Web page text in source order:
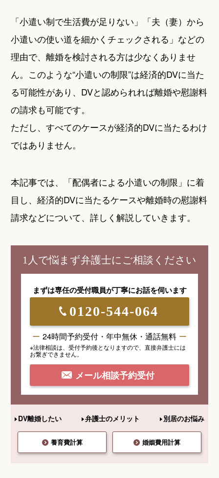
「小遣い制で生活費が足りない」「夫（妻）から
小遣いの使い道を細かくチェックされる」などの
理由で、離婚を検討される方は少なくありませ
ん。このような“小遣いの制限”は経済的DVに当た
る可能性があり、DVと認められれば離婚や慰謝料
の請求も可能です。
ただし、すべてのケースが経済的DVに当たるわけ
ではありません。
本記事では、「配偶者による小遣いの制限」に着
目し、経済的DVに当たるケースや離婚時の慰謝料
請求などについて、詳しく解説していきます。
1人で悩まず弁護士にご相談ください
まずは専任の受付職員が丁寧にお話を伺います
0120-544-064
24時間予約受付・年中無休・通話無料
※法律相談は、受付予約後となりますので、 直接弁護士には
お繋ぎできません。
メール相談予約受付
DV離婚したい 弁護士のメリット 別居のお悩み
養育費計算 婚姻費用計算